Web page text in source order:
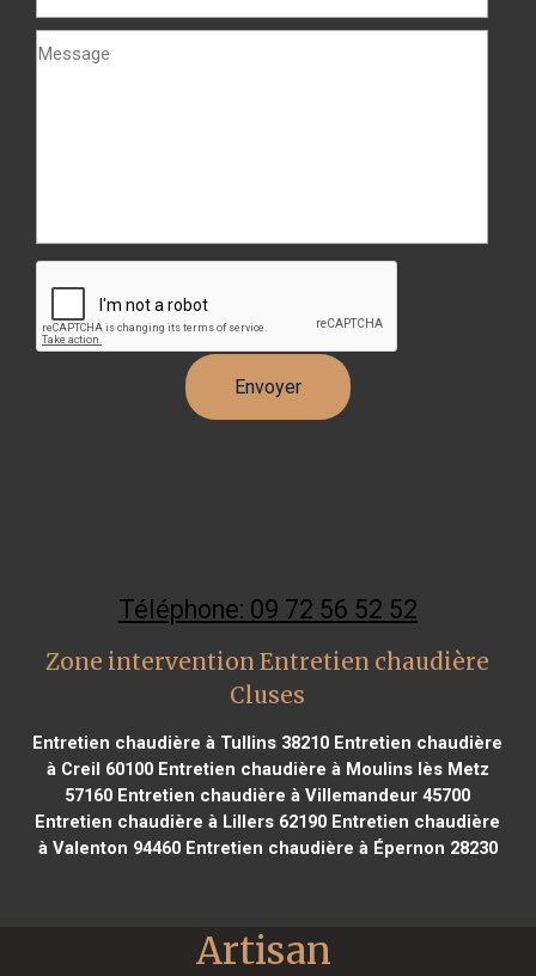
Téléphone: 09 72 56 52 52
Zone intervention Entretien chaudière
Cluses
Entretien chaudière à Tullins 38210 Entretien chaudière
à Creil 60100Entretien chaudière à Moulins lès Metz
57160 Entretien chaudière à Villemandeur 45700
Entretien chaudière à Lillers 62190 Entretien chaudière
à Valenton 94460Entretien chaudière à Épernon 28230
Artisan